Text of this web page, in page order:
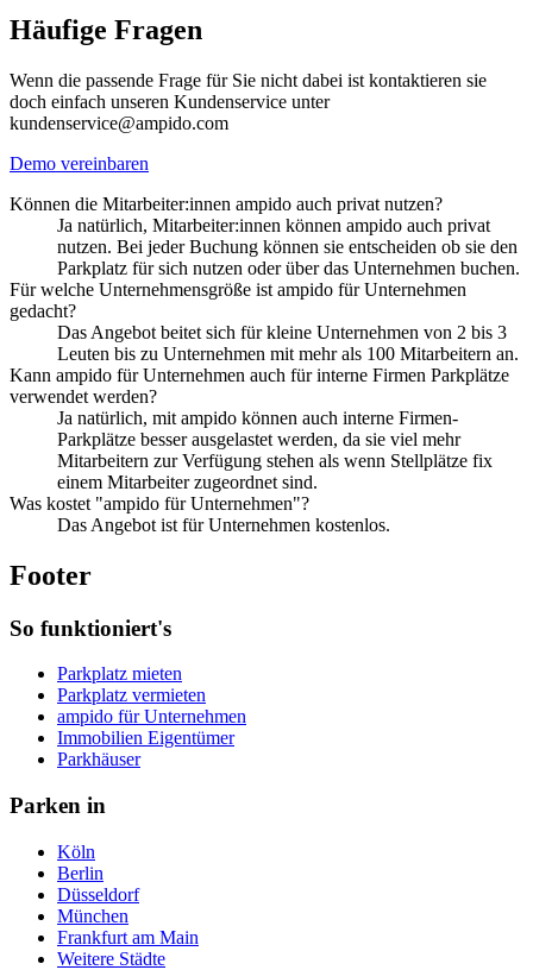
Häufige Fragen
Wenn die passende Frage für Sie nicht dabei ist kontaktieren sie
doch einfach unseren Kundenservice unter
kundenservice@ampido.com
Demo vereinbaren
Können die Mitarbeiter:innen ampido auch privat nutzen?
Ja natürlich, Mitarbeiter:innen können ampido auch privat
nutzen. Bei jeder Buchung können sie entscheiden ob sie den
Parkplatz für sich nutzen oder über das Unternehmen buchen.
Für welche Unternehmensgröße ist ampido für Unternehmen
gedacht?
Das Angebot beitet sich für kleine Unternehmen von 2 bis 3
Leuten bis zu Unternehmen mit mehr als 100 Mitarbeitern an.
Kann ampido für Unternehmen auch für interne Firmen Parkplätze
verwendet werden?
Ja natürlich, mit ampido können auch interne Firmen-
Parkplätze besser ausgelastet werden, da sie viel mehr
Mitarbeitern zur Verfügung stehen als wenn Stellplätze fix
einem Mitarbeiter zugeordnet sind.
Was kostet "ampido für Unternehmen"?
Das Angebot ist für Unternehmen kostenlos.
Footer
So funktioniert's
Parkplatz mieten
Parkplatz vermieten
ampido für Unternehmen
Immobilien Eigentümer
Parkhäuser
Parken in
Köln
Berlin
Düsseldorf
München
Frankfurt am Main
Weitere Städte